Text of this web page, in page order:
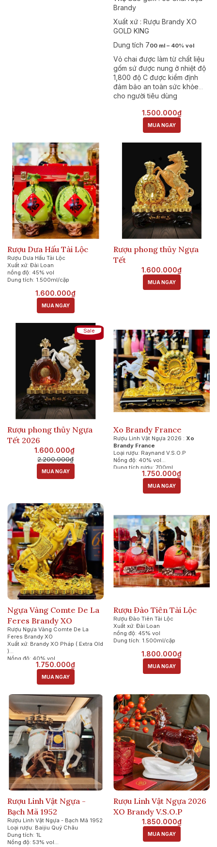
Brandy
Xuất xứ : Rượu Brandy XO
GOLD KING
Dung tích 700 ml – 40% vol
Vỏ chai được làm từ chất liệu
gốm sứ được nung ở nhiệt độ
1,800 độ C được kiểm định
đảm bảo an toàn sức khỏe
cho người tiêu dùng
1.500.000₫
MUA NGAY
Rượu Dưa Hấu Tài Lộc
Rượu Dưa Hấu Tài Lộc
Xuất xứ: Đài Loan
nồng độ: 45% vol
Dung tích: 1.500ml/cặp
1.600.000₫
MUA NGAY
Rượu phong thủy Ngựa
Tết
1.600.000₫
MUA NGAY
Sale
Rượu phong thủy Ngựa
Tết 2026
1.600.000₫
2.200.000₫
MUA NGAY
Xo Brandy France
Rượu Linh Vật Ngựa 2026 : Xo
Brandy France
Loại rượu: Raynand V.S.O.P
Nồng độ: 40% vol
Dung tích rượu: 700ml
Xuất xứ rượu: Pháp
1.750.000₫
MUA NGAY
Ngựa Vàng Comte De La
Feres Brandy XO
Rượu Ngựa Vàng Comte De La
Feres Brandy XO
Xuất xứ: Brandy XO Pháp ( Extra Old
)
Nồng độ: 40% vol
Dung tích: 700ml1.750.000₫
MUA NGAY
Rượu Đào Tiên Tài Lộc
Rượu Đào Tiên Tài Lộc
Xuất xứ: Đài Loan
nồng độ: 45% vol
Dung tích: 1.500ml/cặp
1.800.000₫
MUA NGAY
Rượu Linh Vật Ngựa -
Bạch Mã 1952
Rượu Linh Vật Ngựa - Bạch Mã 1952
Loại rượu: Baijiu Quý Châu
Dung tích: 1L
Nồng độ: 53% vol
Rượu Linh Vật Ngựa 2026
XO Brandy V.S.O.P
1.850.000₫
MUA NGAY